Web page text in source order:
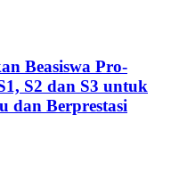
Beasiswa Pro-
S2 dan S3 untuk
dan Berprestasi